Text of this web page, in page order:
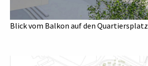
Blick vom Balkon auf den Quartiersplatz